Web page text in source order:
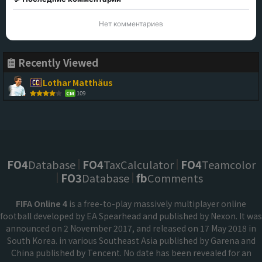
Нет комментариев
Recently Viewed
Lothar Matthäus
CM 109
FO4Database FO4TaxCalculator FO4Teamcolor
FO3Database fbComments
FIFA Online 4 is a free-to-play massively multiplayer online
football developed by EA Spearhead and published by Nexon. It was
announced on 2 November 2017, and released on 17 May 2018 in
South Korea. in various Southeast Asia published by Garena and
China published by Tencent. No date has been revealed for an